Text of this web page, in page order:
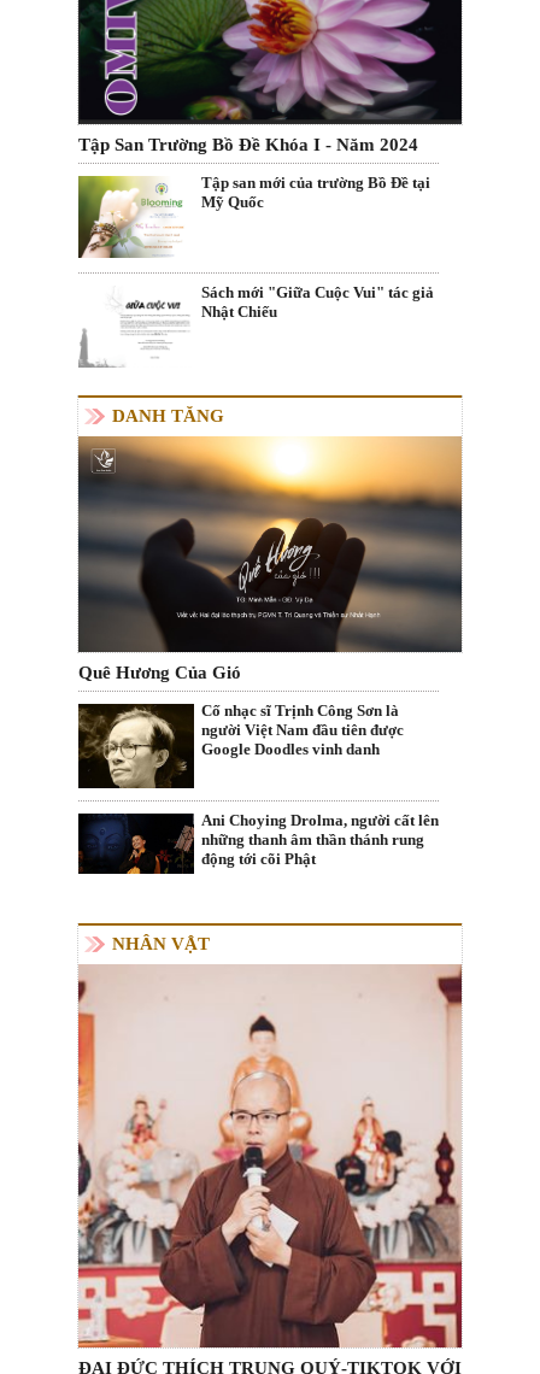
Tập San Trường Bồ Đề Khóa I - Năm 2024
Tập san mới của trường Bồ Đề tại
Mỹ Quốc
Sách mới "Giữa Cuộc Vui" tác giả
Nhật Chiếu
DANH TĂNG
Quê Hương Của Gió
Cố nhạc sĩ Trịnh Công Sơn là
người Việt Nam đầu tiên được
Google Doodles vinh danh
Ani Choying Drolma, người cất lên
những thanh âm thần thánh rung
động tới cõi Phật
NHÂN VẬT
ĐẠI ĐỨC THÍCH TRUNG QUÝ-TIKTOK VỚI